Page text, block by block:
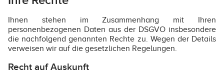
Ihnen stehen im Zusammenhang mit Ihren
personenbezogenen Daten aus der DSGVO insbesondere
die nachfolgend genannten Rechte zu. Wegen der Details
verweisen wir auf die gesetzlichen Regelungen.
Recht auf Auskunft